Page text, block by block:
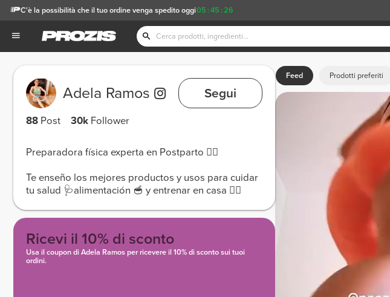
05 :45 :20
C'è la possibilità che il tuo ordine venga spedito oggi
Adela Ramos Segui
88 Post 30kFollower
Preparadora física experta en Postparto 🏋️‍♀️
Te enseño los mejores productos y usos para cuidar
tu salud 🩺alimentación 🥣 y entrenar en casa 🏃‍♀️
Ricevi il 10% di sconto
Usa il coupon di Adela Ramos per ricevere il 10% di sconto sui tuoi
ordini.
Feed Prodotti preferiti